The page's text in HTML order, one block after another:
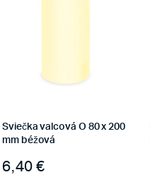
Sviečka valcová O 80 x 200
mm béžová
6,40€